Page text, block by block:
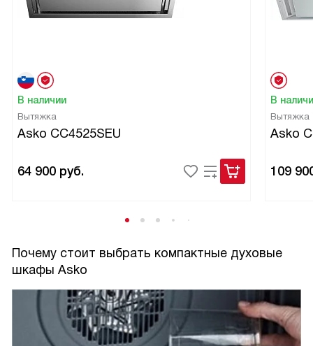
В наличии
Вытяжка
Asko CC4525SEU
64 900 руб.
В
Вытяжка
Asko
109
Почему стоит выбрать компактные духовые
шкафы Asko